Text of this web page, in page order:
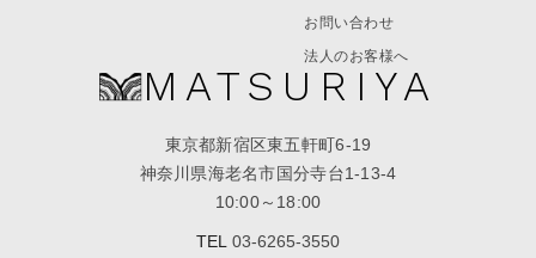
MATSURIYA
東京都新宿区東五軒町6-19
神奈川県海老名市国分寺台1-13-4
10:00～18:00
TEL 03-6265-3550
お問い合わせ
法人のお客様へ